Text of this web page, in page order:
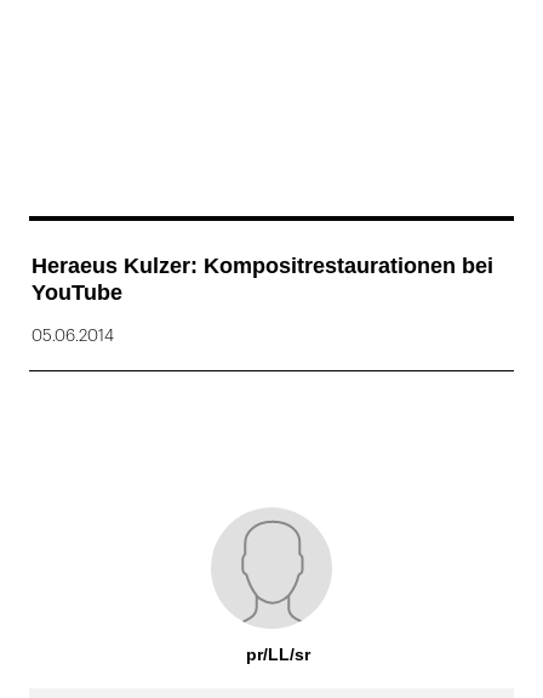
Heraeus Kulzer: Kompositrestaurationen bei
YouTube
05.06.2014
pr/LL/sr